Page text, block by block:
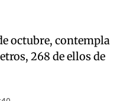
octubre, contempla
268 de ellos de